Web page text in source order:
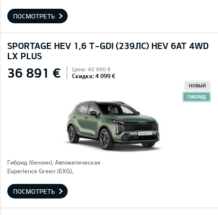
ПОСМОТРЕТЬ
SPORTAGE HEV 1,6 T-GDI (239ЛС) HEV 6AT 4WD
LX PLUS
36 891 € Цена: 40 990 €
Скидка: 4 099 €
НОВЫЙ
ГИБРИД
Гибрид (бензин), Автоматическая
Experience Green (EXG),
ПОСМОТРЕТЬ